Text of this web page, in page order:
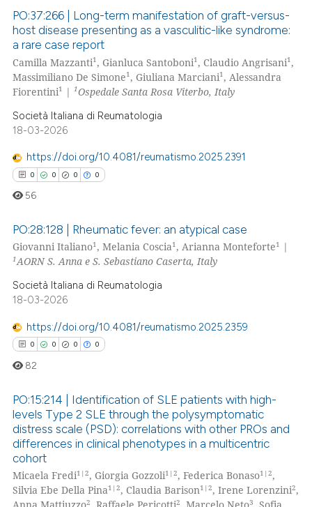
cited by providing the
of the citation, a
describing whether
mentions, or contrasts
claim, and a label
in which section the
was made.
Citing Publications
Supporting
Mentioning
Contrasting
how this article has been
atscite.ai
shows how a scientific paper
been cited by providing the
of the citation, a
describing whether
mentions, or contrasts
claim, and a label
in which section the
was made.
PO:37:266 | Long-term manifestation of graft-versus-
host disease presenting as a vasculitic-like syndrome:
a rare case report
Camilla Mazzanti1, Gianluca Santoboni1, Claudio Angrisani1,
Massimiliano De Simone1, Giuliana Marciani1, Alessandra
Fiorentini1 |1Ospedale Santa Rosa Viterbo, Italy
Società Italiana di Reumatologia
18-03-2026
https://doi.org/10.4081/reumatismo.2025.2391
0 0 0 0
Citing Publications
Supporting
Mentioning
Contrasting
how this article has been
atscite.ai
shows how a scientific paper
cited by providing the
of the citation, a
describing whether
56
PO:28:128 | Rheumatic fever: an atypical case
Giovanni Italiano1, Melania Coscia1, Arianna Monteforte1 |
1AORN S. Anna e S. Sebastiano Caserta, Italy
Società Italiana di Reumatologia
18-03-2026
https://doi.org/10.4081/reumatismo.2025.2359
0 0 0 0
Citing Publications
Supporting
Mentioning
Contrasting
82
PO:15:214 | Identification of SLE patients with high-
levels Type 2 SLE through the polysymptomatic
distress scale (PSD): correlations with other PROs and
differences in clinical phenotypes in a multicentric
cohort
Micaela Fredi1|2, Giorgia Gozzoli1|2, Federica Bonaso1|2,
Silvia Ebe Della Pina1|2, Claudia Barison1|2, Irene Lorenzini2,
2 2 3